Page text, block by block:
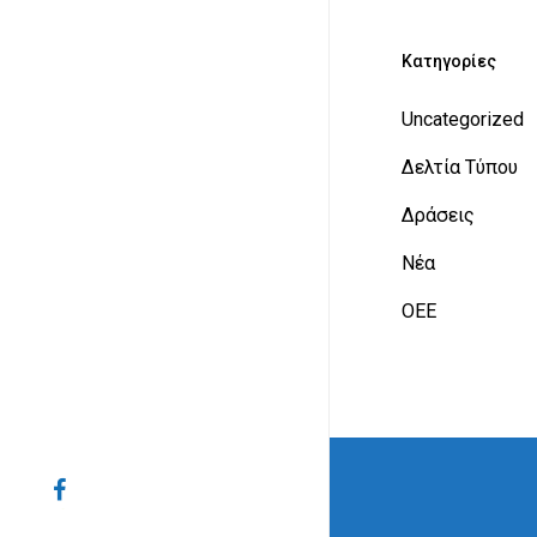
Kατηγορίες
Uncategorized
Δελτία Τύπου
Δράσεις
Νέα
ΟΕΕ